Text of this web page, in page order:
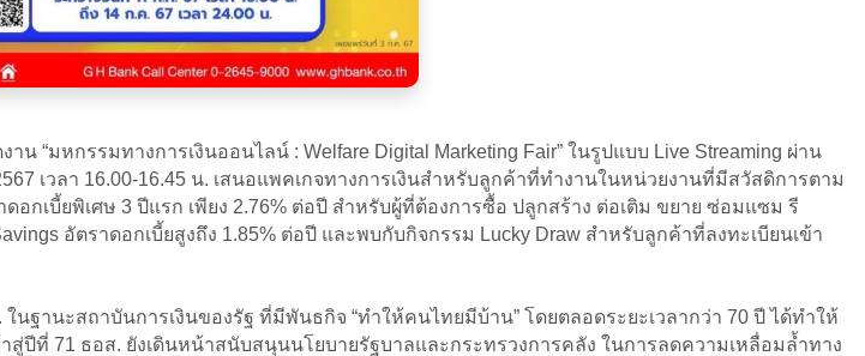
“มหกรรมทางการเงินออนไลน์ : Welfare Digital Marketing Fair” ในรูปแบบ Live Streaming ผ่าน
เวลา 16.00-16.45 น. เสนอแพคเกจทางการเงินสำหรับลูกค้าที่ทำงานในหน่วยงานที่มีสวัสดิการตาม
อกเบี้ยพิเศษ 3 ปีแรก เพียง 2.76% ต่อปี สำหรับผู้ที่ต้องการซื้อ ปลูกสร้าง ต่อเติม ขยาย ซ่อมแซม รี
อัตราดอกเบี้ยสูงถึง 1.85% ต่อปี และพบกับกิจกรรม Lucky Draw สำหรับลูกค้าที่ลงทะเบียนเข้า
. ในฐานะสถาบันการเงินของรัฐ ที่มีพันธกิจ “ทำให้คนไทยมีบ้าน” โดยตลอดระยะเวลากว่า 70 ปี ได้ทำให้
ปีที่ 71 ธอส. ยังเดินหน้าสนับสนุนนโยบายรัฐบาลและกระทรวงการคลัง ในการลดความเหลื่อมล้ำทาง